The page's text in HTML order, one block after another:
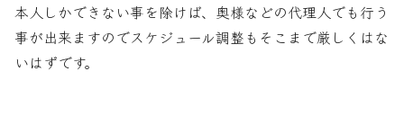
本人しかできない事を除けば、奥様などの代理人でも行う
事が出来ますのでスケジュール調整もそこまで厳しくはな
いはずです。